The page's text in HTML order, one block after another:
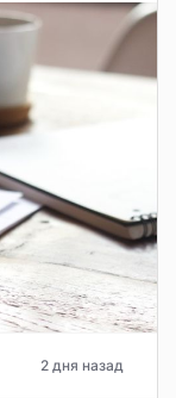
2 дня назад